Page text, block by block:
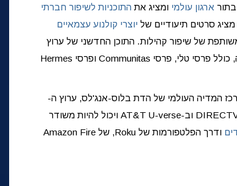
ארגון עולמי ומציג את התוכניות לשיפור חברתי
סרטים תיעודיים של יוצרי קולנוע עצמאיים
של שיפור קהילות. התוכן החדשני של ערוץ
ה-Scientology זכה להכרה עם יותר מ-175 פרסי התעשייה, כולל פרסי טלי, פרסי Communitas ופרסי Hermes
המדיה העולמי של הדת בלוס-אנג'לס, ערוץ ה-
Scientology זמין ב-DIRECTV ערוץ 320, ב-DIRECTV STREAM וב-AT&T U-verse ויכול להיות משודר
ודרך הפלטפורמות של Roku, של Amazon Fire